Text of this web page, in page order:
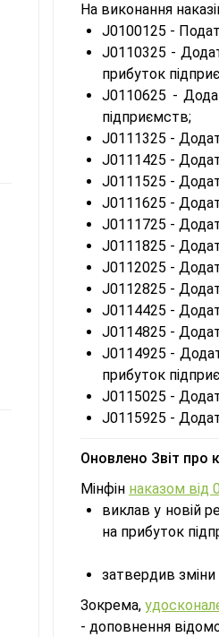
На виконання
J0100125 -
J0110325 -
прибуток
J0110625 -
підприємств;
J0111325 -
J0111425 -
J0111525 -
J0111625 -
J0111725 -
J0111825 -
J0112025 -
J0112825 -
J0114425 -
J0114825 -
J0114925 -
прибуток
J0115025 -
J0115925 -
Оновлено Звіт про
Мінфін наказом від
виклав у новій
на прибуток
затвердив зміни
Зокрема,
- доповнення